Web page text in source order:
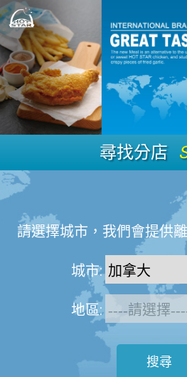
尋找分店
請選擇城市，我們會提供
城市:
地區:
搜尋